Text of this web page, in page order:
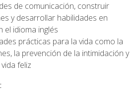
de comunicación, construir
y desarrollar habilidades en
el idioma inglés
prácticas para la vida como la
la prevención de la intimidación y
feliz